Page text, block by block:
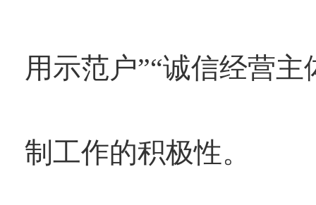
用示范户”“诚信经营
制工作的积极性。